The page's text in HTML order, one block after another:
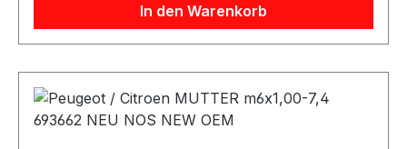
In den Warenkorb